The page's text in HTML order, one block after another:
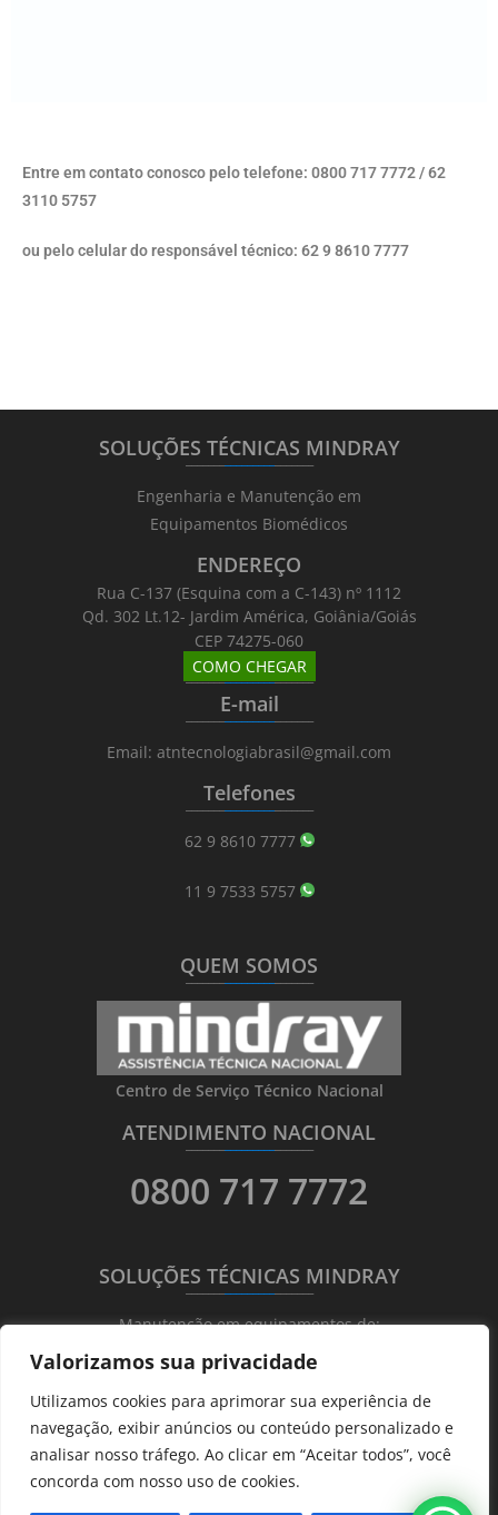
Valorizamos sua privacidade
Utilizamos cookies para aprimorar sua experiência de
navegação, exibir anúncios ou conteúdo personalizado e
analisar nosso tráfego. Ao clicar em “Aceitar todos”, você
concorda com nosso uso de cookies.
Entre em contato conosco pelo telefone: 0800 717 7772 / 62
3110 5757
ou pelo celular do responsável técnico: 62 9 8610 7777
SOLUÇÕES TÉCNICAS MINDRAY
_______________________
Engenharia e Manutenção em
Equipamentos Biomédicos
ENDEREÇO
Rua C-137 (Esquina com a C-143) nº 1112
Qd. 302 Lt.12- Jardim América, Goiânia/Goiás
CEP 74275-060
COMO CHEGAR
_______________________
E-mail
_______________________
Email: atntecnologiabrasil@gmail.com
Telefones
_______________________
62 9 8610 7777
11 9 7533 5757
QUEM SOMOS
_______________________
Centro de Serviço Técnico Nacional
ATENDIMENTO NACIONAL
_______________________
0800 717 7772
SOLUÇÕES TÉCNICAS MINDRAY
_______________________
Manutenção em equipamentos de:
Ultrassonografia
Ecocardiografia
Transdutores
Hematológicos